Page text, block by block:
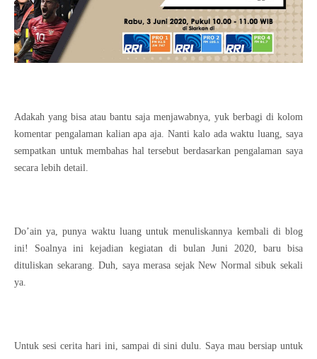
Adakah yang bisa atau bantu saja menjawabnya, yuk berbagi di kolom
komentar pengalaman kalian apa aja. Nanti kalo ada waktu luang, saya
sempatkan untuk membahas hal tersebut berdasarkan pengalaman saya
secara lebih detail.
Do’ain ya, punya waktu luang untuk menuliskannya kembali di blog
ini! Soalnya ini kejadian kegiatan di bulan Juni 2020, baru bisa
dituliskan sekarang. Duh, saya merasa sejak New Normal sibuk sekali
ya.
Untuk sesi cerita hari ini, sampai di sini dulu. Saya mau bersiap untuk